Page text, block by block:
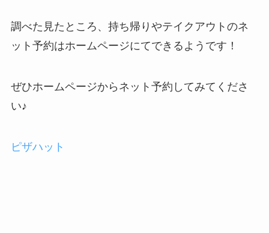
調べた見たところ、持ち帰りやテイクアウトのネ
ット予約はホームページにてできるようです！
ぜひホームページからネット予約してみてくださ
い♪
ピザハット